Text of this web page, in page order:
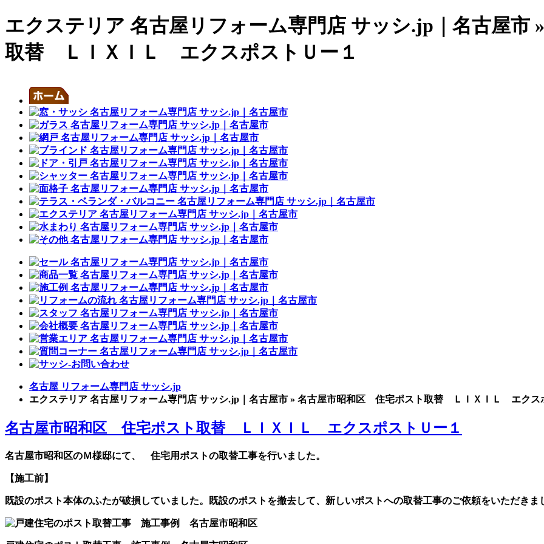
エクステリア 名古屋リフォーム専門店 サッシ.jp｜名古屋
取替 ＬＩＸＩＬ エクスポストＵー１
名古屋 リフォーム専門店 サッシ.jp
エクステリア 名古屋リフォーム専門店 サッシ.jp｜名古屋市 » 名古屋市昭和区 住宅ポスト取替 ＬＩＸＩＬ エクス
名古屋市昭和区 住宅ポスト取替 ＬＩＸＩＬ エクスポストＵー１
名古屋市昭和区のＭ様邸にて、 住宅用ポストの取替工事を行いました。
【施工前】
既設のポスト本体のふたが破損していました。既設のポストを撤去して、新しいポストへの取替工事のご依頼をいただきま